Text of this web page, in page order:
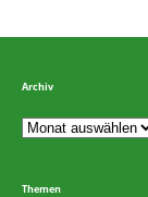
Archiv
Themen